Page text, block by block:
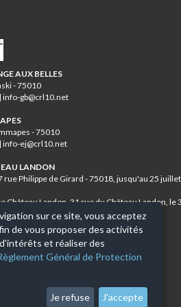
AUX BELLES
- 75010
info-gb@crl10.net
- 75010
info-ej@crl10.net
LANDON
rue Philippe de Girard - 75018, jusqu'au 25 juillet
Château Landon, 31 rue du Château Landon, le
info-cl@crl10.net
VERDIER
- 75010
jv@crl10.net
sur ce site, vous acceptez
de vous proposer des activités
et réaliser des
Général de Protection
Je refuse J'accepte